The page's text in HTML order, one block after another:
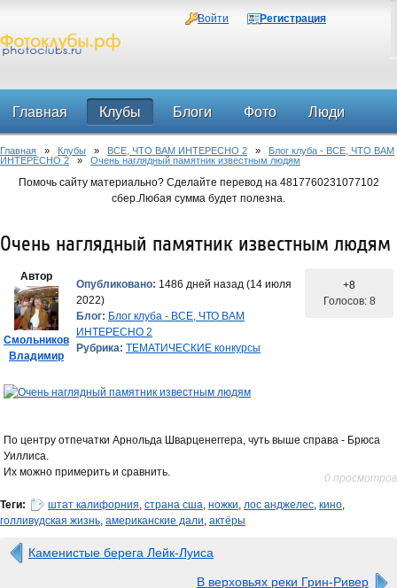
Войти Регистрация
Главная Клубы Блоги Фото Люди
Форум
Главная » Клубы » ВСЕ, ЧТО ВАМ ИНТЕРЕСНО 2 » Блог клуба - ВСЕ, ЧТО ВАМ
ИНТЕРЕСНО 2 » Очень наглядный памятник известным людям
Помочь сайту материально? Сделайте перевод на 4817760231077102
сбер.Любая сумма будет полезна.
Очень наглядный памятник известным людям
Автор
Смольников
Владимир
Опубликовано: 1486 дней назад (14 июля
2022)
Блог: Блог клуба - ВСЕ, ЧТО ВАМ
ИНТЕРЕСНО 2
Рубрика: ТЕМАТИЧЕСКИЕ конкурсы
+8
Голосов: 8
По центру отпечатки Арнольда Шварценеггера, чуть выше справа - Брюса
Уиллиса.
Их можно примерить и сравнить.
0 просмотров
Теги: штат калифорния, страна сша, ножки, лос анджелес, кино,
голливудская жизнь, американские дали, актёры
Каменистые берега Лейк-Луиса
В верховьях реки Грин-Ривер